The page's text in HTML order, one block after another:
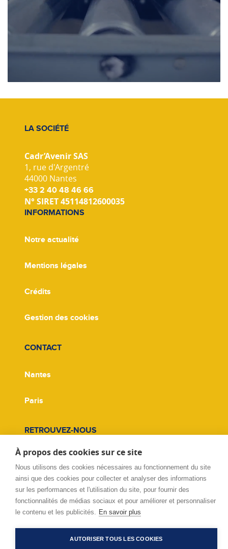
LA SOCIÉTÉ
Cadr’Avenir SAS
1, rue d'Argentré
44000 Nantes
+33 2 40 48 46 66
N° SIRET 45114812600035
INFORMATIONS
Notre actualité
Mentions légales
Crédits
Gestion des cookies
CONTACT
Nantes
Paris
RETROUVEZ-NOUS
Facebook
Twitter
Linkedin
À propos des cookies sur ce site
Nous utilisons des cookies nécessaires au fonctionnement du site
ainsi que des cookies pour collecter et analyser des informations
sur les performances et l'utilisation du site, pour fournir des
fonctionnalités de médias sociaux et pour améliorer et personnaliser
le contenu et les publicités. En savoir plus
AUTORISER TOUS LES COOKIES